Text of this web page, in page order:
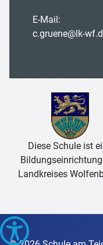
E-Mail:
c.gruene@lk-
Diese Schule ist
Landkreises